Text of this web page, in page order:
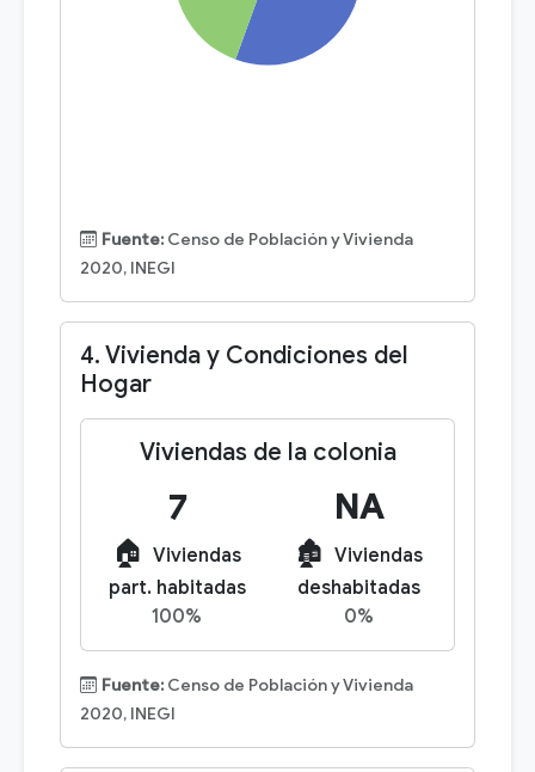
Fuente: Censo de Población y Vivienda
2020, INEGI
4. Vivienda y Condiciones del
Hogar
Viviendas de la colonia
7
🏠 Viviendas
part. habitadas
100%
NA
🏚️ Viviendas
deshabitadas
0%
Fuente: Censo de Población y Vivienda
2020, INEGI